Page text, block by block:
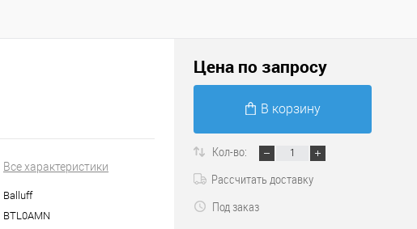
Все характеристики
Balluff
BTL0AMN
Цена по запросу
В корзину
Кол-во:
Рассчитать доставку
Под заказ